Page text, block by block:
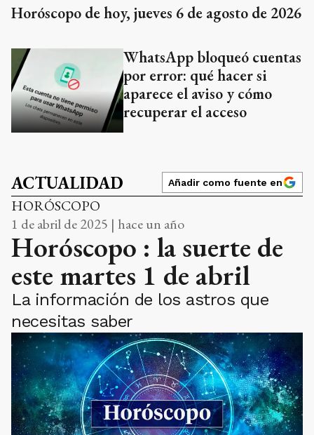
Horóscopo de hoy, jueves 6 de agosto de 2026
WhatsApp bloqueó cuentas
por error: qué hacer si
aparece el aviso y cómo
recuperar el acceso
ACTUALIDAD Añadir como fuente en
HORÓSCOPO
1 de abril de 2025 | hace un año
Horóscopo : la suerte de
este martes 1 de abril
La información de los astros que
necesitas saber